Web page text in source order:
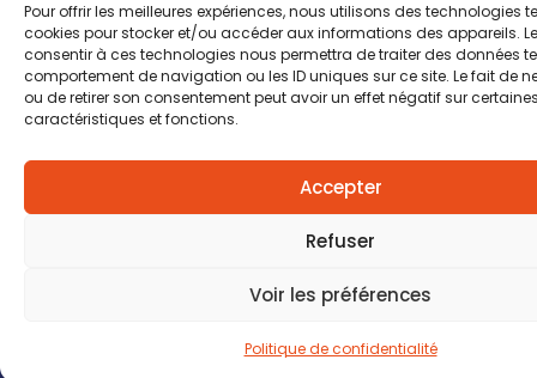
Pour offrir les meilleures expériences, nous utilisons des technologies
cookies pour stocker et/ou accéder aux informations des appareils.
consentir à ces technologies nous permettra de traiter des données
comportement de navigation ou les ID uniques sur ce site. Le fait de
ou de retirer son consentement peut avoir un effet négatif sur
caractéristiques et fonctions.
Accepter
Refuser
Voir les préférences
Politique de confidentialitéVous êtes une